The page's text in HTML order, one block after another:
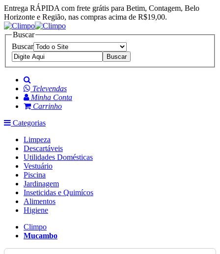
Entrega RÁPIDA com frete grátis para Betim, Contagem, Belo
Horizonte e Região, nas compras acima de R$19,00.
Buscar
Buscar
Televendas
Minha Conta
Carrinho
Categorias
Limpeza
Descartáveis
Utilidades Domésticas
Vestuário
Piscina
Jardinagem
Inseticidas e Quimícos
Alimentos
Higiene
Climpo
Mucambo